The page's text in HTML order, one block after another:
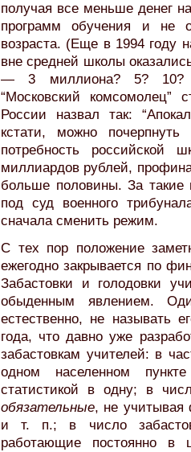
получая все меньше денег
программ обучения и не
возраста. (Еще в 1994 году
вне средней школы
— 3 миллиона? 5? 10?
“Московский
России назвал так:
кстати, можно
потребность
миллиардов рублей,
больше половины. За такие
под суд военного
сначала сменить режим.
С тех пор положение
ежегодно закрывается по
Забастовки и голодовки
обыденным явлением.
естественно, не называть
года, что давно уже
забастовкам учителей: в
одном населенном
статистикой в одну; в
обязательные, не учитывая
и т. п.; в число
работающие постоянно в